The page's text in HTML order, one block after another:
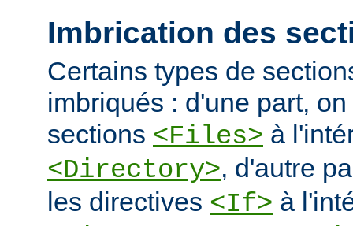
Imbrication des
Certains types de
imbriqués : d'une part,
sections <Files> à
<Directory>, d'autre
les directives <If> à